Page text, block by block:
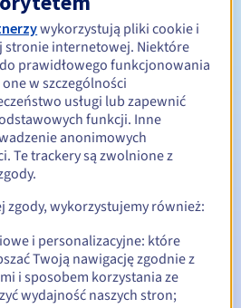
Od 1 do 10 lat
30 dni
60, 30, 15, 7 i 3 dni przed datą
powiadamiający o zawieszeniu
wykorzystują pliki cookie i
stronie internetowej. Niektóre
prawidłowego funkcjonowania
w szczególności
usługi lub zapewnić
funkcji. Inne
anonimowych
Te trackery są zwolnione z
zgody, wykorzystujemy również:
i personalizacyjne: które
Twoją nawigację zgodnie z
i sposobem korzystania ze
wydajność naszych stron;